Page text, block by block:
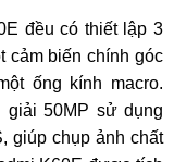
đều có thiết lập 3
cảm biến chính góc
ống kính macro.
giải 50MP sử dụng
giúp chụp ảnh chất